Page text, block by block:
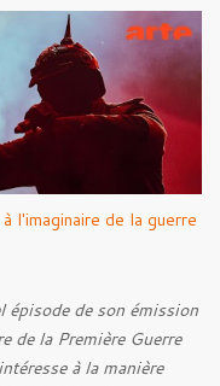
From Beyond 06. The
l'imaginaire de la guerre
épisode de son émission
de la Première Guerre
à la manière